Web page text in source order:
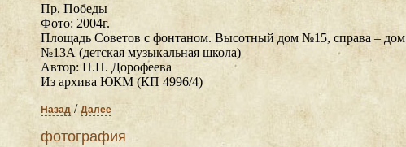
Пр. Победы
Фото: 2004г.
Площадь Советов с фонтаном. Высотный дом №15, справа – дом
№13А (детская музыкальная школа)
Автор: Н.Н. Дорофеева
Из архива ЮКМ (КП 4996/4)
Назад / Далее
фотография